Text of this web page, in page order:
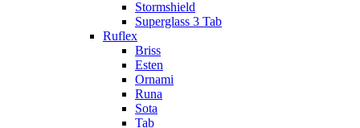
Stormshield
Superglass 3 Tab
Ruflex
Briss
Esten
Ornami
Runa
Sota
Tab